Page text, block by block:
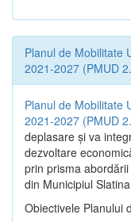
Planul de Mobilitate
2021-2027 (PMUD
Planul de Mobilitate
2021-2027 (PMUD
deplasare și va
dezvoltare
prin prisma
din Municipiul
Obiectivele Planului